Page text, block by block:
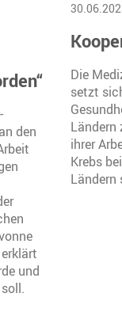
den
und
Die
setzt
Ländern
ihrer
Krebs
Ländern